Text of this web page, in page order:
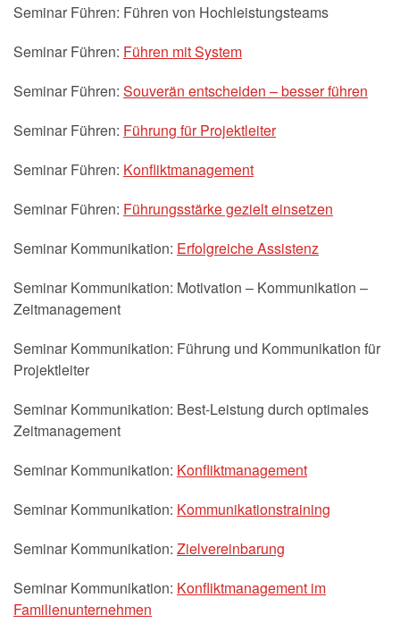
Seminar Führen: Führen von Hochleistungsteams
Seminar Führen: Führen mit System
Seminar Führen: Souverän entscheiden – besser führen
Seminar Führen: Führung für Projektleiter
Seminar Führen: Konfliktmanagement
Seminar Führen: Führungsstärke gezielt einsetzen
Seminar Kommunikation: Erfolgreiche Assistenz
Seminar Kommunikation: Motivation – Kommunikation –
Zeitmanagement
Seminar Kommunikation: Führung und Kommunikation für
Projektleiter
Seminar Kommunikation: Best-Leistung durch optimales
Zeitmanagement
Seminar Kommunikation: Konfliktmanagement
Seminar Kommunikation: Kommunikationstraining
Seminar Kommunikation: Zielvereinbarung
Seminar Kommunikation: Konfliktmanagement im
Familienunternehmen